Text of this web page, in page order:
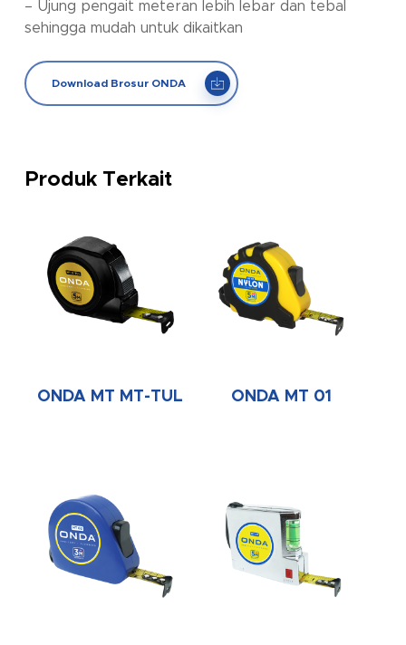
– Ujung pengait meteran lebih lebar dan tebal
sehingga mudah untuk dikaitkan
Download Brosur ONDA
Produk Terkait
ONDA MT MT-TUL ONDA MT 01